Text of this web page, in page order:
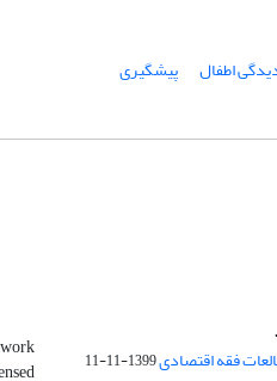
اطفال
پیشگیری
فقه اقتصادی1399-11-11